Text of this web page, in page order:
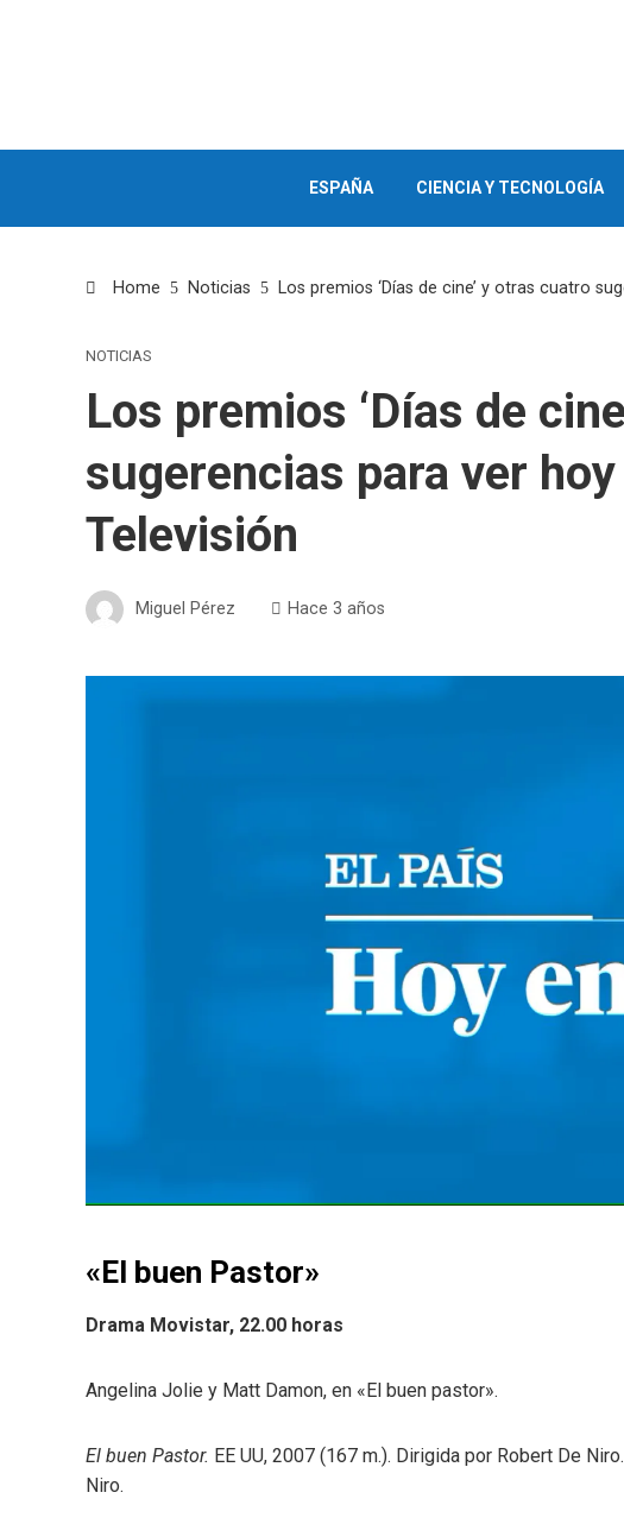
ESPAÑA CIENCIA Y TECNOLOGÍA
Home Noticias Los premios ‘Días de cine’ y otras cuatro
NOTICIAS
Los premios ‘Días de
sugerencias para ver
Televisión
Miguel Pérez Hace 3 años
«El buen Pastor»
Drama Movistar, 22.00 horas
Angelina Jolie y Matt Damon, en «El buen pastor».
El buen Pastor. EE UU, 2007 (167 m.). Dirigida por Robert De
Niro.